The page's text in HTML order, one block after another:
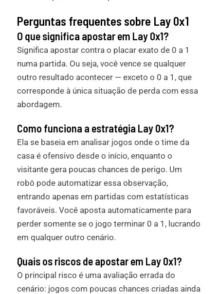
Perguntas frequentes sobre Lay 0x1
O que significa apostar em Lay 0x1?
Significa apostar contra o placar exato de 0 a 1
numa partida. Ou seja, você vence se qualquer
outro resultado acontecer — exceto o 0 a 1, que
corresponde à única situação de perda com essa
abordagem.
Como funciona a estratégia Lay 0x1?
Ela se baseia em analisar jogos onde o time da
casa é ofensivo desde o início, enquanto o
visitante gera poucas chances de perigo. Um
robô pode automatizar essa observação,
entrando apenas em partidas com estatísticas
favoráveis. Você aposta automaticamente para
perder somente se o jogo terminar 0 a 1, lucrando
em qualquer outro cenário.
Quais os riscos de apostar em Lay 0x1?
O principal risco é uma avaliação errada do
cenário: jogos com poucas chances criadas ainda